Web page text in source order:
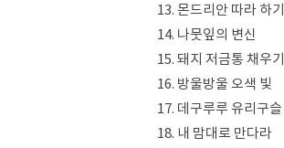
13. 몬드리안 따라 하기
14. 나뭇잎의 변신
15. 돼지 저금통 채우기
16. 방울방울 오색 빛
17. 데구루루 유리구슬
18. 내 맘대로 만다라